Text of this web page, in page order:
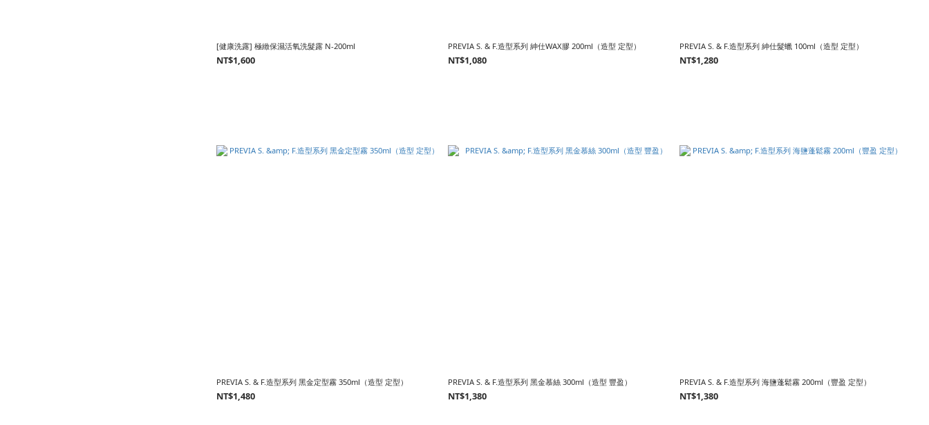
[健康洗露] 極緻保濕活氧洗髮露 N-200ml
NT$1,600
PREVIA S. & F.造型系列 紳仕WAX膠 200ml（造型 定型）
NT$1,080
PREVIA S. & F.造型系列 紳仕髮蠟 100ml（造型 定型）
NT$1,280
PREVIA S. & F.造型系列 黑金定型霧 350ml（造型 定型）
NT$1,480
PREVIA S. & F.造型系列 黑金慕絲 300ml（造型 豐盈）
NT$1,380
PREVIA S. & F.造型系列 海鹽蓬鬆霧 200ml（豐盈 定型）
NT$1,380